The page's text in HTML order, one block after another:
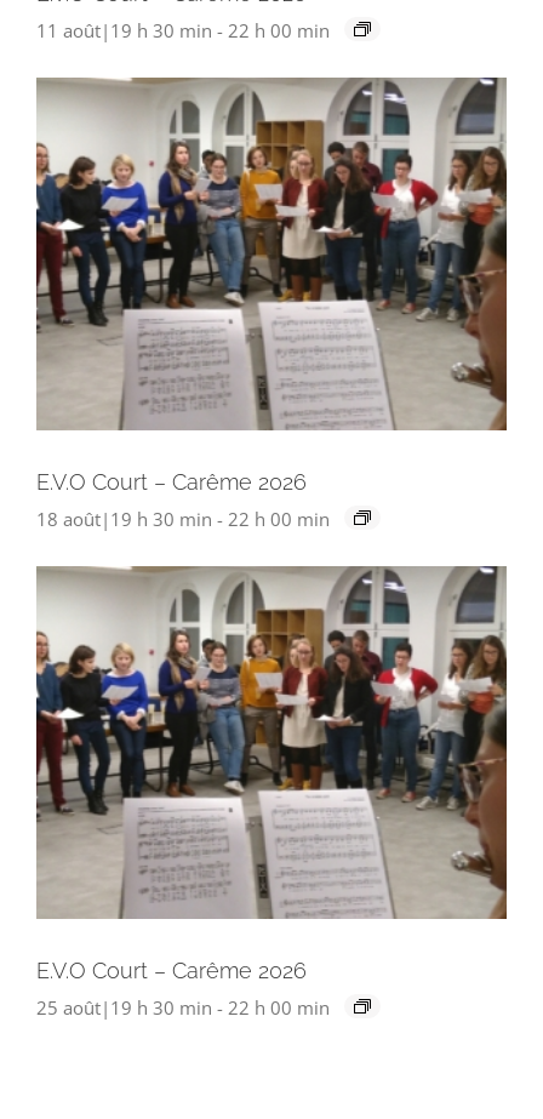
11 août|19 h 30 min - 22 h 00 min
E.V.O Court – Carême 2026
18 août|19 h 30 min - 22 h 00 min
E.V.O Court – Carême 2026
25 août|19 h 30 min - 22 h 00 min